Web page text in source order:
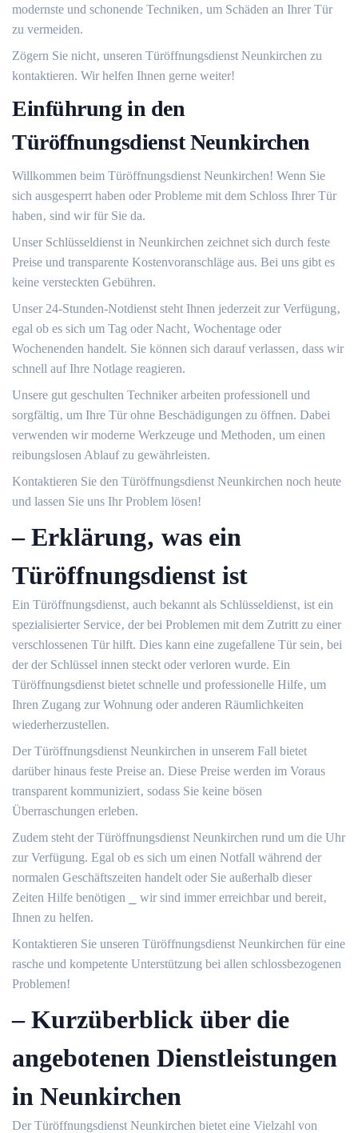
modernste und schonende Techniken‚ um Schäden an Ihrer Tür
zu vermeiden.​
Zögern Sie nicht‚ unseren Türöffnungsdienst Neunkirchen zu
kontaktieren. Wir helfen Ihnen gerne weiter!​
Einführung in den
Türöffnungsdienst Neunkirchen
Willkommen beim Türöffnungsdienst Neunkirchen! Wenn Sie
sich ausgesperrt haben oder Probleme mit dem Schloss Ihrer Tür
haben‚ sind wir für Sie da.​
Unser Schlüsseldienst in Neunkirchen zeichnet sich durch feste
Preise und transparente Kostenvoranschläge aus.​ Bei uns gibt es
keine versteckten Gebühren.​
Unser 24-Stunden-Notdienst steht Ihnen jederzeit zur Verfügung‚
egal ob es sich um Tag oder Nacht‚ Wochentage oder
Wochenenden handelt.​ Sie können sich darauf verlassen‚ dass wir
schnell auf Ihre Notlage reagieren.​
Unsere gut geschulten Techniker arbeiten professionell und
sorgfältig‚ um Ihre Tür ohne Beschädigungen zu öffnen.​ Dabei
verwenden wir moderne Werkzeuge und Methoden‚ um einen
reibungslosen Ablauf zu gewährleisten.​
Kontaktieren Sie den Türöffnungsdienst Neunkirchen noch heute
und lassen Sie uns Ihr Problem lösen!​
– Erklärung‚ was ein
Türöffnungsdienst ist
Ein Türöffnungsdienst‚ auch bekannt als Schlüsseldienst‚ ist ein
spezialisierter Service‚ der bei Problemen mit dem Zutritt zu einer
verschlossenen Tür hilft.​ Dies kann eine zugefallene Tür sein‚ bei
der der Schlüssel innen steckt oder verloren wurde.​ Ein
Türöffnungsdienst bietet schnelle und professionelle Hilfe‚ um
Ihren Zugang zur Wohnung oder anderen Räumlichkeiten
wiederherzustellen.​
Der Türöffnungsdienst Neunkirchen in unserem Fall bietet
darüber hinaus feste Preise an. Diese Preise werden im Voraus
transparent kommuniziert‚ sodass Sie keine bösen
Überraschungen erleben.​
Zudem steht der Türöffnungsdienst Neunkirchen rund um die Uhr
zur Verfügung.​ Egal ob es sich um einen Notfall während der
normalen Geschäftszeiten handelt oder Sie außerhalb dieser
Zeiten Hilfe benötigen ⎯ wir sind immer erreichbar und bereit‚
Ihnen zu helfen.​
Kontaktieren Sie unseren Türöffnungsdienst Neunkirchen für eine
rasche und kompetente Unterstützung bei allen schlossbezogenen
Problemen!​
– Kurzüberblick über die
angebotenen Dienstleistungen
in Neunkirchen
Der Türöffnungsdienst Neunkirchen bietet eine Vielzahl von